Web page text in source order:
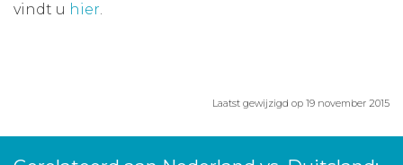
vindt u hier.
Laatst gewijzigd op 19 november 2015